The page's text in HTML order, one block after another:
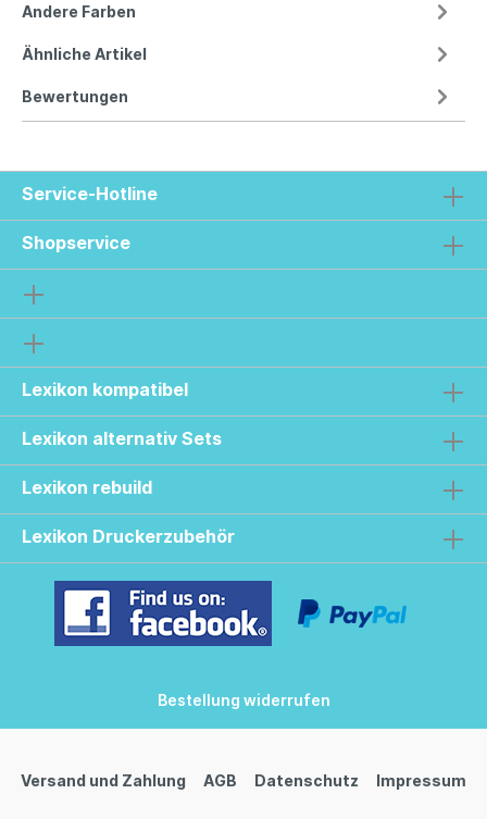
Andere Farben
Ähnliche Artikel
Bewertungen
Service-Hotline
Shopservice
Lexikon kompatibel
Lexikon alternativ Sets
Lexikon rebuild
Lexikon Druckerzubehör
Bestellung widerrufen
Versand und Zahlung AGB Datenschutz Impressum